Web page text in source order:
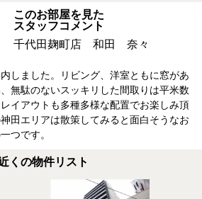
このお部屋を見た
スタッフコメント
千代田麹町店 和田 奈々
しました。リビング、洋室ともに窓があ
無駄のないスッキリした間取りは平米数
イアウトも多種多様な配置でお楽しみ頂
田エリアは散策してみると面白そうなお
つです。
くの物件リスト